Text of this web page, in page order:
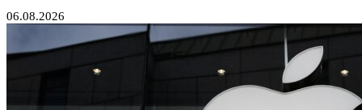
06.08.2026